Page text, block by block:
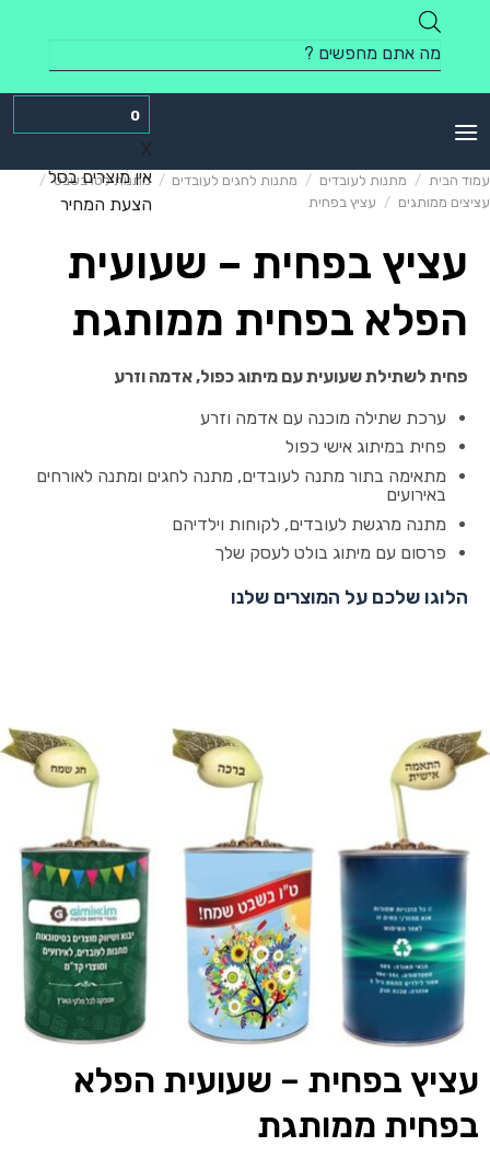
content
Products
search
0
X
אין מוצרים בסל
הצעת המחיר
עמוד הבית / מתנות לעובדים / מתנות לחגים לעובדים / מתנות לטו בשבט /
עציצים ממותגים / עציץ בפחית
עציץ בפחית – שעועית
הפלא בפחית ממותגת
פחית לשתילת שעועית עם מיתוג כפול, אדמה וזרע
ערכת שתילה מוכנה עם אדמה וזרע
פחית במיתוג אישי כפול
מתאימה בתור מתנה לעובדים, מתנה לחגים ומתנה לאורחים
באירועים
מתנה מרגשת לעובדים, לקוחות וילדיהם
פרסום עם מיתוג בולט לעסק שלך
הלוגו שלכם על המוצרים שלנו
עציץ בפחית – שעועית הפלא
בפחית ממותגת